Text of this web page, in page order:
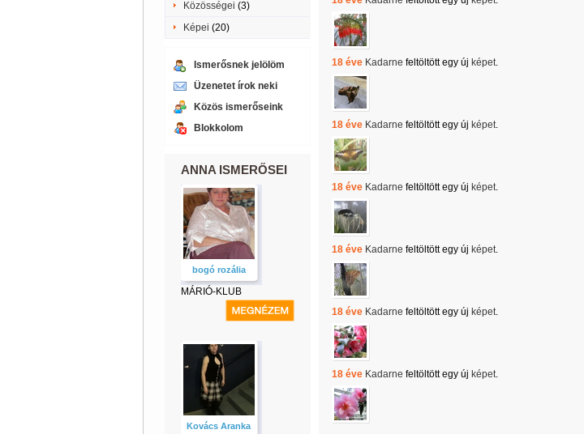
Közösségei (3)
Képei (20)
Ismerősnek jelölöm
Üzenetet írok neki
Közös ismerőseink
Blokkolom
ANNA ISMERŐSEI
bogó rozália
MÁRIÓ-KLUB
Kovács Aranka
18 éve Kadarne feltöltött egy új képet.
18 éve Kadarne feltöltött egy új képet.
18 éve Kadarne feltöltött egy új képet.
18 éve Kadarne feltöltött egy új képet.
18 éve Kadarne feltöltött egy új képet.
18 éve Kadarne feltöltött egy új képet.